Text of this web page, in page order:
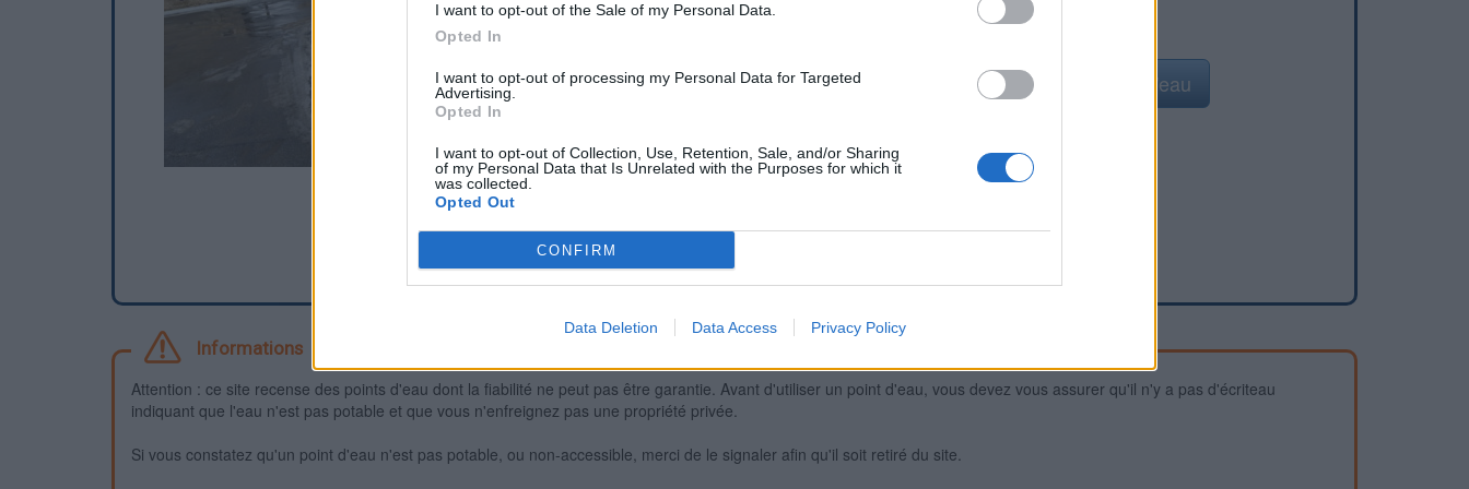
I want to opt-out of the Sale of my Personal Data.
Opted In
I want to opt-out of processing my Personal Data for Targeted
Advertising.
Opted In
I want to opt-out of Collection, Use, Retention, Sale, and/or Sharing
of my Personal Data that Is Unrelated with the Purposes for which it
was collected.
Opted Out
CONFIRM
Data Deletion Data Access Privacy Policy
Signaler une erreur Ajouter un point d'eau
Informations
Attention : ce site recense des points d'eau dont la fiabilité ne peut pas être garantie. Avant d'utiliser un point d'eau, vous devez vous assurer qu'il n'y a pas d'écriteau
indiquant que l'eau n'est pas potable et que vous n'enfreignez pas une propriété privée.
Si vous constatez qu'un point d'eau n'est pas potable, ou non-accessible, merci de le signaler afin qu'il soit retiré du site.